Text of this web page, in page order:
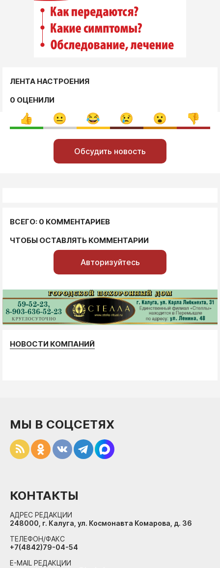
ЛЕНТА НАСТРОЕНИЯ
0 ОЦЕНИЛИ
Обсудить новость
ВСЕГО: 0 КОММЕНТАРИЕВ
ЧТОБЫ ОСТАВЛЯТЬ КОММЕНТАРИИ
Авторизуйтесь
НОВОСТИ КОМПАНИЙ
МЫ В СОЦСЕТЯХ
КОНТАКТЫ
АДРЕС РЕДАКЦИИ
248000, г. Калуга, ул. Космонавта Комарова, д. 36
ТЕЛЕФОН/ФАКС
+7(4842)79-04-54
E-MAIL РЕДАКЦИИ